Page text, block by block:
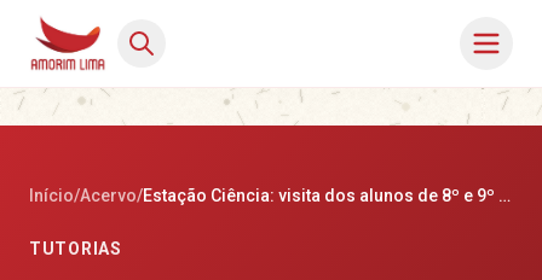
Início/Acervo/ Estação Ciência: visita dos alunos de 8º e 9º ano
TUTORIAS